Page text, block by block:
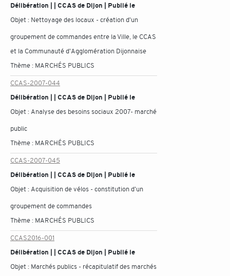
Délibération | | CCAS de Dijon | Publié le
Objet : Nettoyage des locaux - création d'un
groupement de commandes entre la Ville, le CCAS
et la Communauté d'Agglomération Dijonnaise
Thème : MARCHÉS PUBLICS
CCAS-2007-044
Délibération | | CCAS de Dijon | Publié le
Objet : Analyse des besoins sociaux 2007- marché
public
Thème : MARCHÉS PUBLICS
CCAS-2007-045
Délibération | | CCAS de Dijon | Publié le
Objet : Acquisition de vélos - constitution d'un
groupement de commandes
Thème : MARCHÉS PUBLICS
CCAS2016-001
Délibération | | CCAS de Dijon | Publié le
Objet : Marchés publics - récapitulatif des marchés